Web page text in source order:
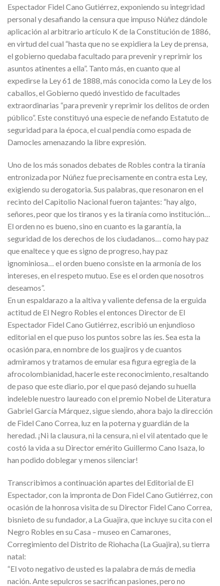
Espectador Fidel Cano Gutiérrez, exponiendo su integridad
personal y desafiando la censura que impuso Núñez dándole
aplicación al arbitrario artículo K de la Constitución de 1886,
en virtud del cual “hasta que no se expidiera la Ley de prensa,
el gobierno quedaba facultado para prevenir y reprimir los
asuntos atinentes a ella”. Tanto más, en cuanto que al
expedirse la Ley 61 de 1888, más conocida como la Ley de los
caballos, el Gobierno quedó investido de facultades
extraordinarias “para prevenir y reprimir los delitos de orden
público”. Este constituyó una especie de nefando Estatuto de
seguridad para la época, el cual pendía como espada de
Damocles amenazando la libre expresión.
Uno de los más sonados debates de Robles contra la tiranía
entronizada por Núñez fue precisamente en contra esta Ley,
exigiendo su derogatoria. Sus palabras, que resonaron en el
recinto del Capitolio Nacional fueron tajantes: “hay algo,
señores, peor que los tiranos y es la tiranía como institución…
El orden no es bueno, sino en cuanto es la garantía, la
seguridad de los derechos de los ciudadanos… como hay paz
que enaltece y que es signo de progreso, hay paz
ignominiosa… el orden bueno consiste en la armonía de los
intereses, en el respeto mutuo. Ese es el orden que nosotros
deseamos”.
En un espaldarazo a la altiva y valiente defensa de la erguida
actitud de El Negro Robles el entonces Director de El
Espectador Fidel Cano Gutiérrez, escribió un enjundioso
editorial en el que puso los puntos sobre las íes. Sea esta la
ocasión para, en nombre de los guajiros y de cuantos
admiramos y tratamos de emular esa figura egregia de la
afrocolombianidad, hacerle este reconocimiento, resaltando
de paso que este diario, por el que pasó dejando su huella
indeleble nuestro laureado con el premio Nobel de Literatura
Gabriel García Márquez, sigue siendo, ahora bajo la dirección
de Fidel Cano Correa, luz en la poterna y guardián de la
heredad. ¡Ni la clausura, ni la censura, ni el vil atentado que le
costó la vida a su Director emérito Guillermo Cano Isaza, lo
han podido doblegar y menos silenciar!
Transcribimos a continuación apartes del Editorial de El
Espectador, con la impronta de Don Fidel Cano Gutiérrez, con
ocasión de la honrosa visita de su Director Fidel Cano Correa,
bisnieto de su fundador, a La Guajira, que incluye su cita con el
Negro Robles en su Casa – museo en Camarones,
Corregimiento del Distrito de Riohacha (La Guajira), su tierra
natal:
“El voto negativo de usted es la palabra de más de media
nación. Ante sepulcros se sacrifican pasiones, pero no